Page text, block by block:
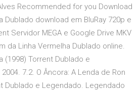
Recommended for you Download
Dublado download em BluRay 720p e
Servidor MEGA e Google Drive MKV
da Linha Vermelha Dublado online.
(1998) Torrent Dublado e
7.2. O Âncora: A Lenda de Ron
Dublado e Legendado. Legendado